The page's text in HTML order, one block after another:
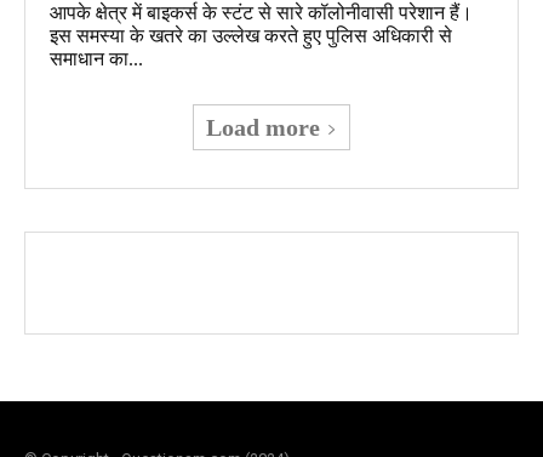
आपके क्षेत्र में बाइकर्स के स्टंट से सारे कॉलोनीवासी परेशान हैं।
इस समस्या के खतरे का उल्लेख करते हुए पुलिस अधिकारी से
समाधान का...
Load more